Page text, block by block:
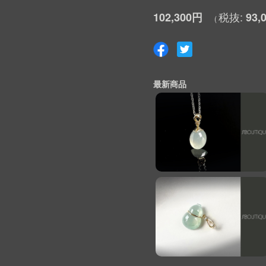
102,300円
最新商品